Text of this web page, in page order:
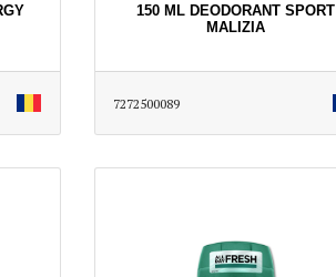
150 ML DEODORANT SPORT
MALIZIA
7272500089